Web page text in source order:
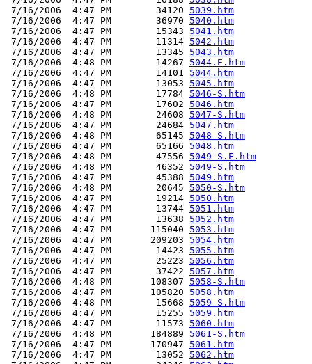
7/16/2006  4:47 PM        34120 5039.htm
7/16/2006  4:47 PM        36970 5040.htm
7/16/2006  4:47 PM        15343 5041.htm
7/16/2006  4:47 PM        11314 5042.htm
7/16/2006  4:47 PM        13345 5043.htm
7/16/2006  4:48 PM        14267 5044.E.htm
7/16/2006  4:47 PM        14101 5044.htm
7/16/2006  4:47 PM        13053 5045.htm
7/16/2006  4:48 PM        17784 5046-S.htm
7/16/2006  4:47 PM        17602 5046.htm
7/16/2006  4:48 PM        24608 5047-S.htm
7/16/2006  4:47 PM        24684 5047.htm
7/16/2006  4:48 PM        65145 5048-S.htm
7/16/2006  4:47 PM        65166 5048.htm
7/16/2006  4:48 PM        47556 5049-S.E.htm
7/16/2006  4:48 PM        46352 5049-S.htm
7/16/2006  4:47 PM        45388 5049.htm
7/16/2006  4:48 PM        20645 5050-S.htm
7/16/2006  4:47 PM        19214 5050.htm
7/16/2006  4:47 PM        13744 5051.htm
7/16/2006  4:47 PM        13638 5052.htm
7/16/2006  4:47 PM       115040 5053.htm
7/16/2006  4:47 PM       209203 5054.htm
7/16/2006  4:47 PM        14423 5055.htm
7/16/2006  4:47 PM        25223 5056.htm
7/16/2006  4:47 PM        37422 5057.htm
7/16/2006  4:48 PM       108307 5058-S.htm
7/16/2006  4:47 PM       105820 5058.htm
7/16/2006  4:48 PM        15668 5059-S.htm
7/16/2006  4:47 PM        15255 5059.htm
7/16/2006  4:47 PM        11573 5060.htm
7/16/2006  4:48 PM       184889 5061-S.htm
7/16/2006  4:47 PM       170947 5061.htm
7/16/2006  4:47 PM        13052 5062.htm